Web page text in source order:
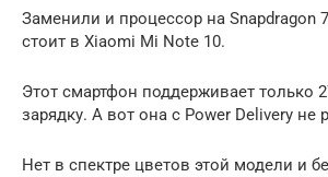
Заменили и процессор на Snapdragon
стоит в Xiaomi Mi Note 10.
Этот смартфон поддерживает только
зарядку. А вот она с Power Delivery не
Нет в спектре цветов этой модели и